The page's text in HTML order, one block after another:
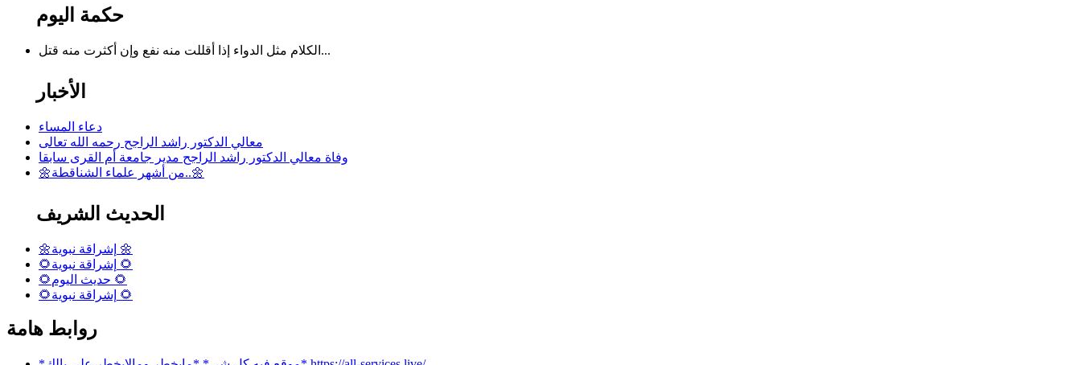
حكمة اليوم
الكلام مثل الدواء إذا أقللت منه نفع وإن أكثرت منه قتل...
الأخبار
دعاء المساء
معالي الدكتور راشد الراجح رحمه الله تعالى
وفاة معالي الدكتور راشد الراجح مدير جامعة أم القرى سابقا
🌼من أشهر علماء الشناقطة..🌼
الحديث الشريف
🌼إشراقة نبوية 🌼
🌻إشراقة نبوية 🌻
🌻حديث اليوم 🌻
🌻إشراقة نبوية 🌻
روابط هامة